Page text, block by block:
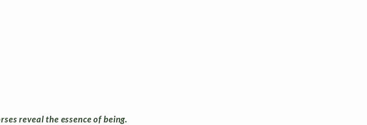
reveal the essence of being.